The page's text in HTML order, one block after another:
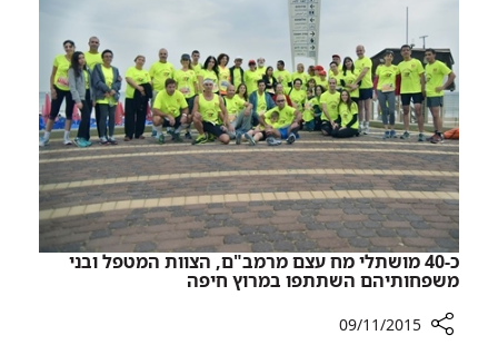
ומעלה
של
21%
במספר
הפניות
למיון
רמב"ם
בקרב
בני
80
ומעלה
כ-40 מושתלי מח עצם מרמב"ם, הצוות המטפל ובני
משפחותיהם השתתפו במרוץ חיפה
09/11/2015